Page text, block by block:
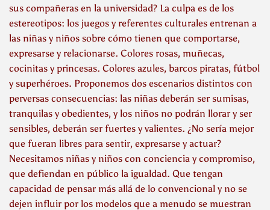
sus compañeras en la universidad? La culpa es de los
estereotipos: los juegos y referentes culturales entrenan a
las niñas y niños sobre cómo tienen que comportarse,
expresarse y relacionarse. Colores rosas, muñecas,
cocinitas y princesas. Colores azules, barcos piratas, fútbol
y superhéroes. Proponemos dos escenarios distintos con
perversas consecuencias: las niñas deberán ser sumisas,
tranquilas y obedientes, y los niños no podrán llorar y ser
sensibles, deberán ser fuertes y valientes. ¿No sería mejor
que fueran libres para sentir, expresarse y actuar?
Necesitamos niñas y niños con conciencia y compromiso,
que defiendan en público la igualdad. Que tengan
capacidad de pensar más allá de lo convencional y no se
dejen influir por los modelos que a menudo se muestran